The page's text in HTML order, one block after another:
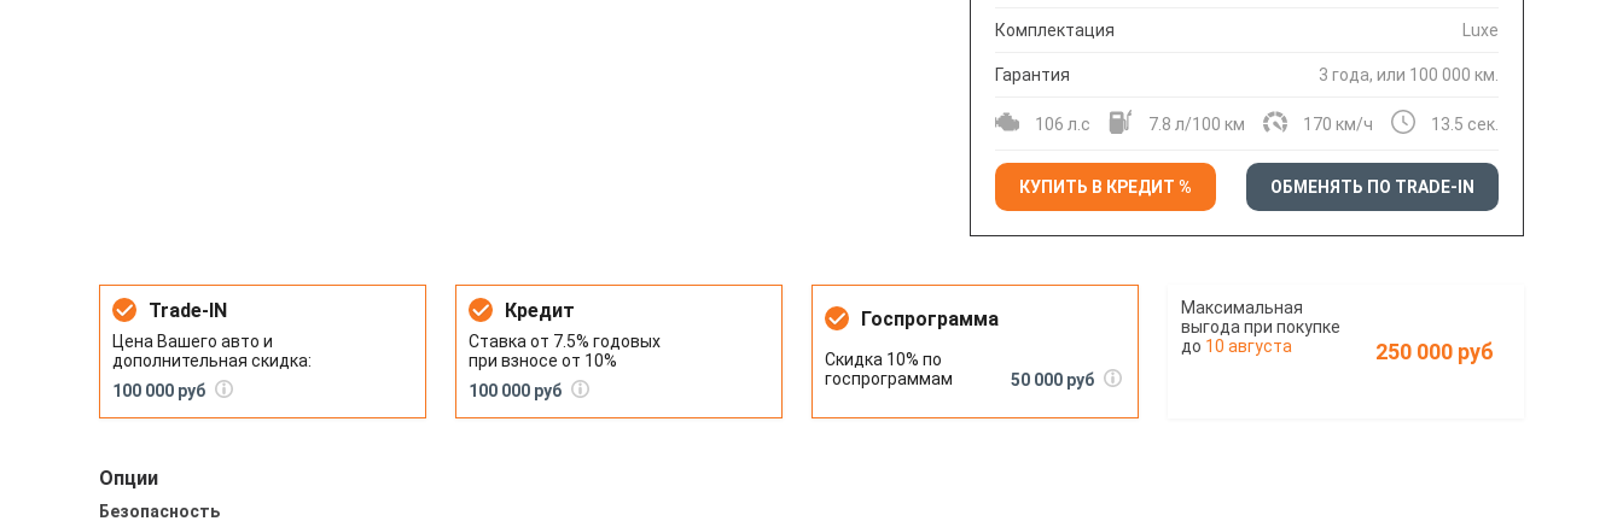
Комплектация Luxe
Гарантия 3 года, или 100 000 км.
106 л.с 7.8 л/100 км 170 км/ч 13.5 сек.
КУПИТЬ В КРЕДИТ % ОБМЕНЯТЬ ПО TRADE-IN
Trade-IN
Цена Вашего авто и
дополнительная скидка:
100 000 руб
Кредит
Ставка от 7.5% годовых
при взносе от 10%
100 000 руб
Госпрограмма
Скидка 10% по
госпрограммам
50 000 руб
10 августа 250 000 руб
Опции
Безопасность